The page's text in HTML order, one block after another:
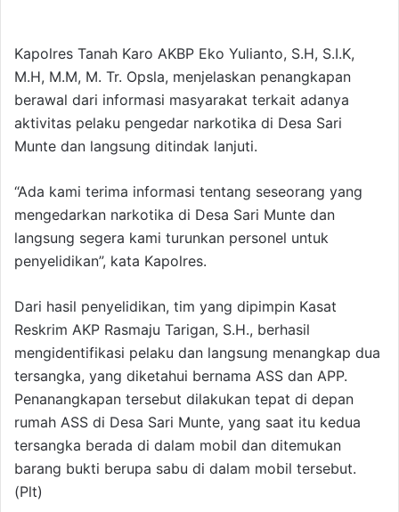
Kapolres Tanah Karo AKBP Eko Yulianto, S.H, S.I.K,
M.H, M.M, M. Tr. Opsla, menjelaskan penangkapan
berawal dari informasi masyarakat terkait adanya
aktivitas pelaku pengedar narkotika di Desa Sari
Munte dan langsung ditindak lanjuti.
“Ada kami terima informasi tentang seseorang yang
mengedarkan narkotika di Desa Sari Munte dan
langsung segera kami turunkan personel untuk
penyelidikan”, kata Kapolres.
Dari hasil penyelidikan, tim yang dipimpin Kasat
Reskrim AKP Rasmaju Tarigan, S.H., berhasil
mengidentifikasi pelaku dan langsung menangkap dua
tersangka, yang diketahui bernama ASS dan APP.
Penanangkapan tersebut dilakukan tepat di depan
rumah ASS di Desa Sari Munte, yang saat itu kedua
tersangka berada di dalam mobil dan ditemukan
barang bukti berupa sabu di dalam mobil tersebut.
(Plt)